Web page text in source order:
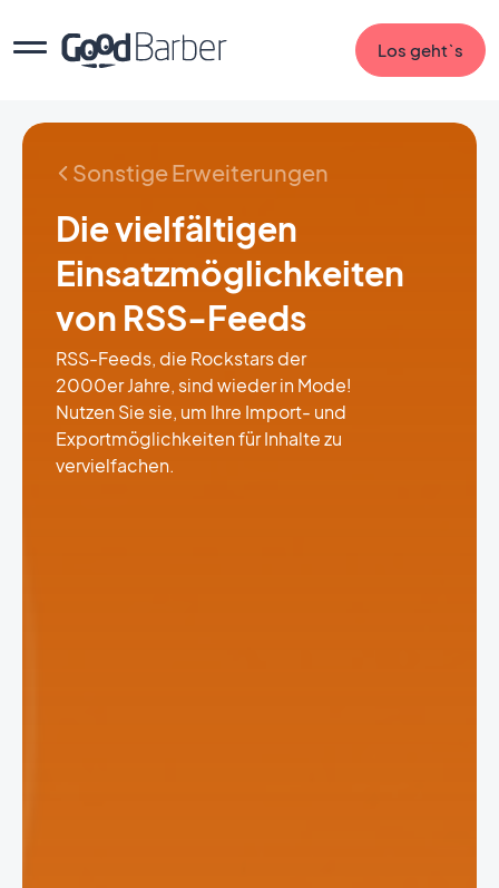
Los geht`s
Sonstige Erweiterungen
Die vielfältigen
Einsatzmöglichkeiten
von RSS-Feeds
RSS-Feeds, die Rockstars der
2000er Jahre, sind wieder in Mode!
Nutzen Sie sie, um Ihre Import- und
Exportmöglichkeiten für Inhalte zu
vervielfachen.